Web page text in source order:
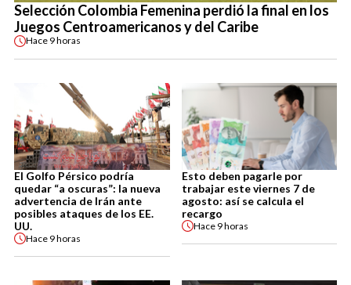
Selección Colombia Femenina perdió la final en los
Juegos Centroamericanos y del Caribe
Hace 9 horas
El Golfo Pérsico podría
quedar “a oscuras”: la nueva
advertencia de Irán ante
posibles ataques de los EE.
UU.
Hace 9 horas
Esto deben pagarle por
trabajar este viernes 7 de
agosto: así se calcula el
recargo
Hace 9 horas